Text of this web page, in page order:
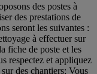
des postes à
des prestations de
seront les suivantes :
à effectuer sur
fiche de poste et les
respectez et appliquez
des chantiers; Vous